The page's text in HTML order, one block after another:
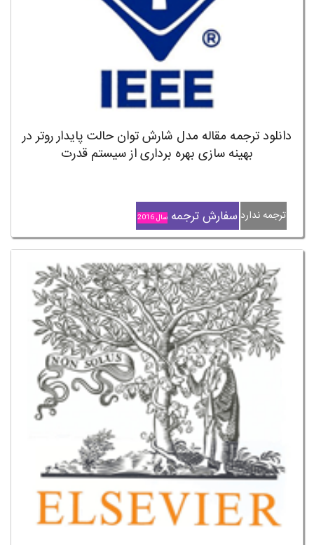
دانلود ترجمه مقاله مدل شارش توان حالت پایدار روتر در
بهینه سازی بهره برداری از سیستم قدرت
ترجمه ندارد سفارش ترجمه سال 2016